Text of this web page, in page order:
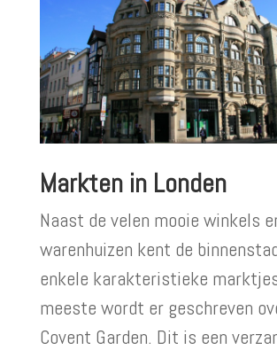
Markten in Londen
Naast de velen mooie winkels
warenhuizen kent de
enkele karakteristieke
meeste wordt er geschreven
Covent Garden. Dit is een